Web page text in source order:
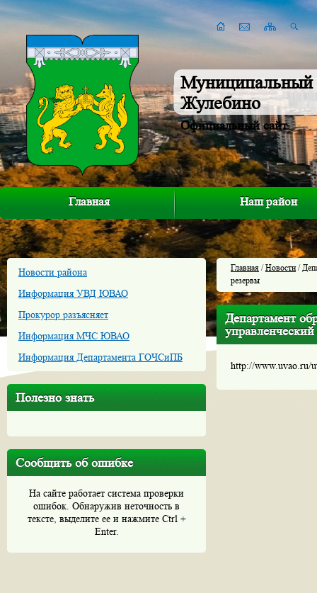
Муниципальный
Жулебино
Официальный сайт
Главная Наш район
Новости района
Информация УВД ЮВАО
Прокурор разъясняет
Информация МЧС ЮВАО
Информация Департамента ГОЧСиПБ
Полезно знать
Сообщить об ошибке
На сайте работает система проверки
ошибок. Обнаружив неточность в
тексте, выделите ее и нажмите Ctrl +
Enter.
Главная /Новости/
резервы
Департамент
http://www.uvao.ru/